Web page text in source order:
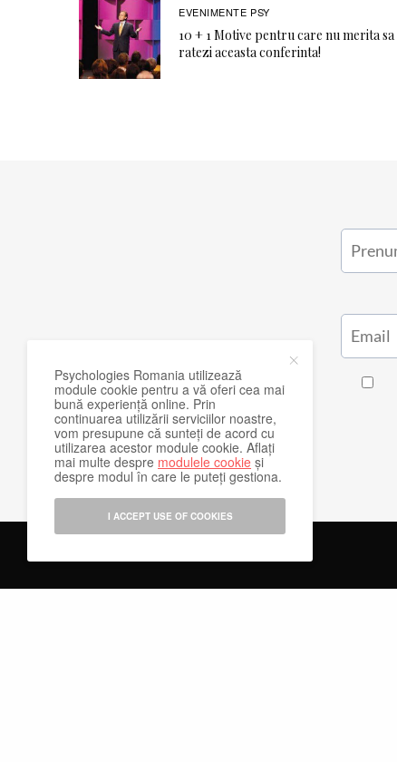
EVENIMENTE PSY
10 + 1 Motive pentru care nu merita sa
ratezi aceasta conferinta!
Psychologies Romania utilizează
module cookie pentru a vă oferi cea mai
bună experiență online. Prin
continuarea utilizării serviciilor noastre,
vom presupune că sunteți de acord cu
utilizarea acestor module cookie. Aflați
mai multe despre modulele cookie și
despre modul în care le puteți gestiona.
I ACCEPT USE OF COOKIES